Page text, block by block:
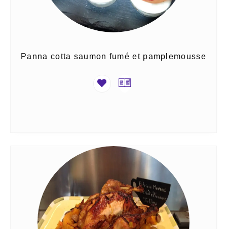
Panna cotta saumon fumé et pamplemousse